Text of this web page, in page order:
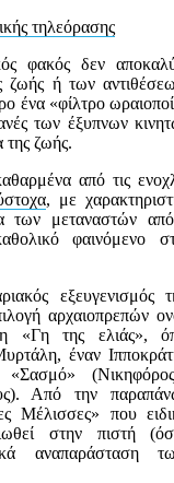
φακός δεν
ζωής ή των
ένα «φίλτρο
των έξυπνων
της ζωής.
από τις
, με
των μεταναστών
φαινόμενο
εξευγενισμός
αρχαιοπρεπών
«Γη της ελιάς»,
έναν
«Σασμό»
Από την
Μέλισσες» που
στην πιστή
αναπαράσταση